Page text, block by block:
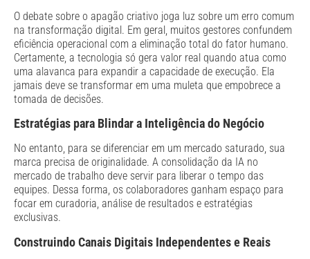
O debate sobre o apagão criativo joga luz sobre um erro comum
na transformação digital. Em geral, muitos gestores confundem
eficiência operacional com a eliminação total do fator humano.
Certamente, a tecnologia só gera valor real quando atua como
uma alavanca para expandir a capacidade de execução. Ela
jamais deve se transformar em uma muleta que empobrece a
tomada de decisões.
Estratégias para Blindar a Inteligência do Negócio
No entanto, para se diferenciar em um mercado saturado, sua
marca precisa de originalidade. A consolidação da IA no
mercado de trabalho deve servir para liberar o tempo das
equipes. Dessa forma, os colaboradores ganham espaço para
focar em curadoria, análise de resultados e estratégias
exclusivas.
Construindo Canais Digitais Independentes e Reais